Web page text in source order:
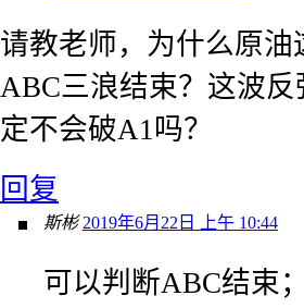
请教老师，为什么原
ABC三浪结束？这波
定不会破A1吗？
回复
斯彬 2019年6月22日 上午 10:44
可以判断ABC结束